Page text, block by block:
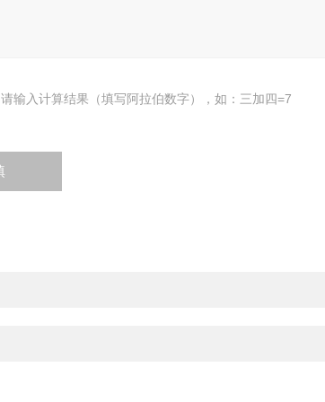
请输入计算结果（填写阿拉伯数字），如：三加四=7